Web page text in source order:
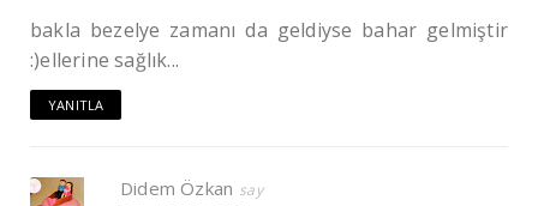
bakla bezelye zamanı da geldiyse bahar gelmiştir
:)ellerine sağlık...
YANITLA
Didem Özkan